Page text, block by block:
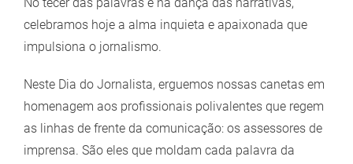
Image
celebramos hoje a alma inquieta e apaixonada que
impulsiona o jornalismo.
Neste Dia do Jornalista, erguemos nossas canetas em
homenagem aos profissionais polivalentes que regem
as linhas de frente da comunicação: os assessores de
imprensa. São eles que moldam cada palavra da